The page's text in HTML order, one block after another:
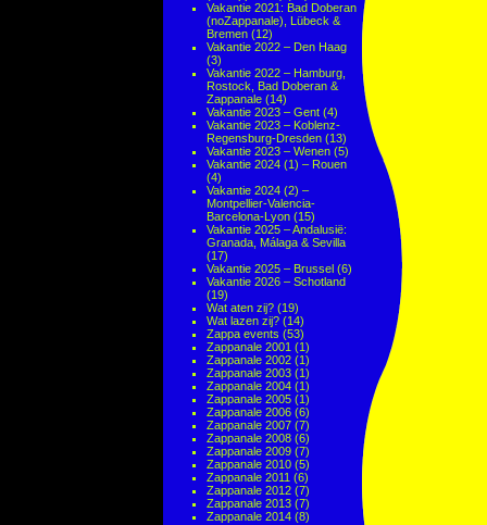
Vakantie 2021: Bad Doberan
(noZappanale), Lübeck &
Bremen (12)
Vakantie 2022 – Den Haag
(3)
Vakantie 2022 – Hamburg,
Rostock, Bad Doberan &
Zappanale (14)
Vakantie 2023 – Gent (4)
Vakantie 2023 – Koblenz-
Regensburg-Dresden (13)
Vakantie 2023 – Wenen (5)
Vakantie 2024 (1) – Rouen
(4)
Vakantie 2024 (2) –
Montpellier-Valencia-
Barcelona-Lyon (15)
Vakantie 2025 – Andalusië:
Granada, Málaga & Sevilla
(17)
Vakantie 2025 – Brussel (6)
Vakantie 2026 – Schotland
(19)
Wat aten zij? (19)
Wat lazen zij? (14)
Zappa events (53)
Zappanale 2001 (1)
Zappanale 2002 (1)
Zappanale 2003 (1)
Zappanale 2004 (1)
Zappanale 2005 (1)
Zappanale 2006 (6)
Zappanale 2007 (7)
Zappanale 2008 (6)
Zappanale 2009 (7)
Zappanale 2010 (5)
Zappanale 2011 (6)
Zappanale 2012 (7)
Zappanale 2013 (7)
Zappanale 2014 (8)